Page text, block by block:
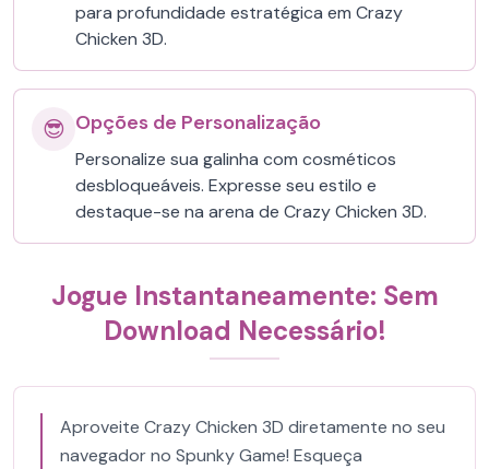
para profundidade estratégica em Crazy
Chicken 3D.
😎 Opções de Personalização
Personalize sua galinha com cosméticos
desbloqueáveis. Expresse seu estilo e
destaque-se na arena de Crazy Chicken 3D.
Jogue Instantaneamente: Sem
Download Necessário!
Aproveite Crazy Chicken 3D diretamente no seu
navegador no Spunky Game! Esqueça